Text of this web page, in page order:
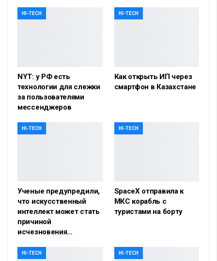
HI-TECH
NYT: у РФ есть
технологии для слежки
за пользователями
мессенджеров
HI-TECH
Как открыть ИП через
смартфон в Казахстане
HI-TECH
Ученые предупредили,
что искусственный
интеллект может стать
причиной
исчезновения…
HI-TECH
SpaceX отправила к
МКС корабль с
туристами на борту
HI-TECH HI-TECH